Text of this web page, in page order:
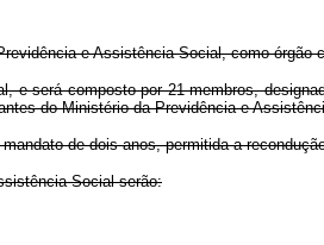
e Assistência Social, como
e será composto por 21 membros,
do Ministério da Previdência e
de dois anos, permitida a
Social serão: